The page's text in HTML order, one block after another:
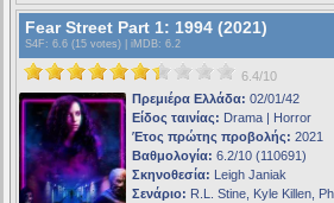
Fear Street Part 1: 1994 (2021)
S4F : 6.6 (15 votes) | iMDB: 6.2
6.4/10
Πρεμιέρα Ελλάδα: 02/01/42
Είδος ταινίας: Drama | Horror
Έτος πρώτης προβολής: 2021
Βαθμολογία: 6.2/10 (110691)
Σκηνοθεσία: Leigh Janiak
Σενάριο: R.L. Stine, Kyle Killen,